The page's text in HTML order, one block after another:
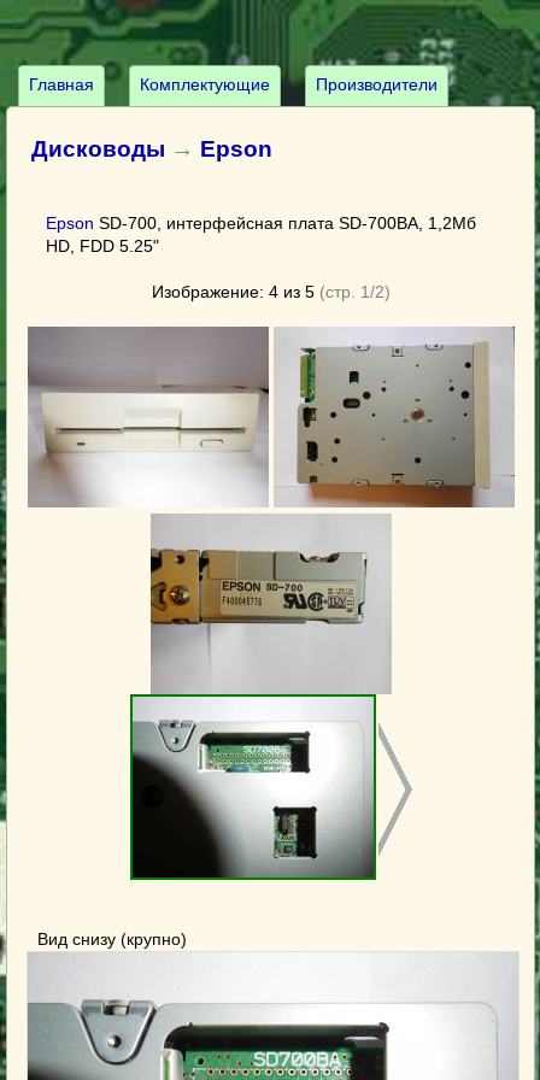
Главная Комплектующие Производители
Дисководы → Epson
Epson SD-700, интерфейсная плата SD-700BA, 1,2Мб
HD, FDD 5.25"
Изображение: 4 из 5(стр. 1/2)
Вид снизу (крупно)